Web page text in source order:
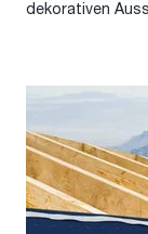
dekorativen